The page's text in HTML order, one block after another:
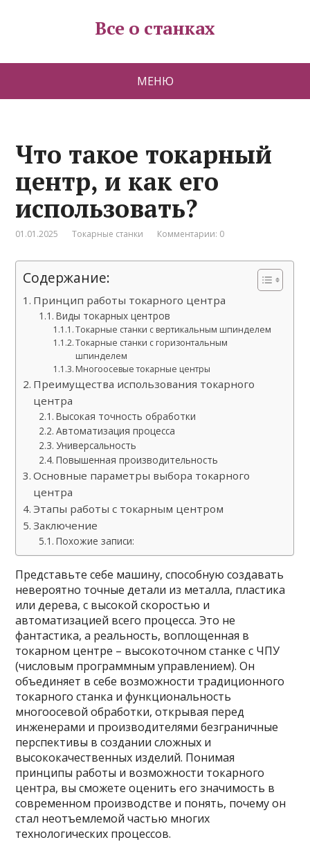
Все о станках
МЕНЮ
Что такое токарный
центр, и как его
использовать?
01.01.2025 Токарные станки Комментарии: 0
Содержание:
Принцип работы токарного центра
Виды токарных центров
Токарные станки с вертикальным шпинделем
Токарные станки с горизонтальным
шпинделем
Многоосевые токарные центры
Преимущества использования токарного
центра
Высокая точность обработки
Автоматизация процесса
Универсальность
Повышенная производительность
Основные параметры выбора токарного
центра
Этапы работы с токарным центром
Заключение
Похожие записи:
Представьте себе машину, способную создавать
невероятно точные детали из металла, пластика
или дерева, с высокой скоростью и
автоматизацией всего процесса. Это не
фантастика, а реальность, воплощенная в
токарном центре – высокоточном станке с ЧПУ
(числовым программным управлением). Он
объединяет в себе возможности традиционного
токарного станка и функциональность
многоосевой обработки, открывая перед
инженерами и производителями безграничные
перспективы в создании сложных и
высококачественных изделий. Понимая
принципы работы и возможности токарного
центра, вы сможете оценить его значимость в
современном производстве и понять, почему он
стал неотъемлемой частью многих
технологических процессов.